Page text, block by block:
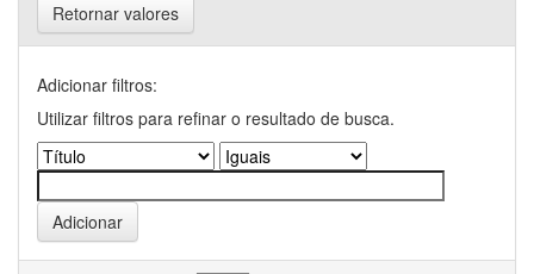
Retornar valores
Adicionar filtros:
Utilizar filtros para refinar o resultado de busca.